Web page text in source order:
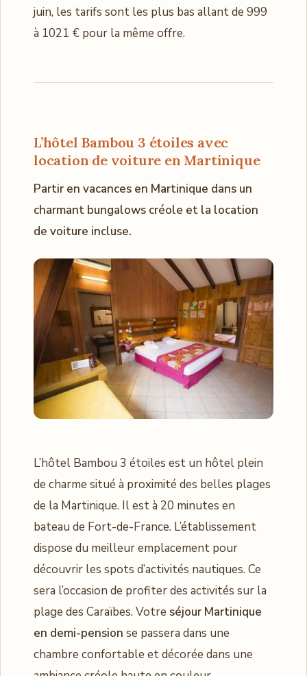
juin, les tarifs sont les plus bas allant de 999
à 1021 € pour la même offre.
L’hôtel Bambou 3 étoiles avec
location de voiture en Martinique
Partir en vacances en Martinique dans un
charmant bungalows créole et la location
de voiture incluse.
L’hôtel Bambou 3 étoiles est un hôtel plein
de charme situé à proximité des belles plages
de la Martinique. Il est à 20 minutes en
bateau de Fort-de-France. L’établissement
dispose du meilleur emplacement pour
découvrir les spots d’activités nautiques. Ce
sera l’occasion de profiter des activités sur la
plage des Caraïbes. Votre séjour Martinique
en demi-pension se passera dans une
chambre confortable et décorée dans une